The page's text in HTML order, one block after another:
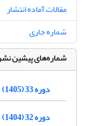
مقالات آماده انتشار
شماره جاری
شماره‌های پیشین
دوره 33 (1405)
دوره 32 (1404)